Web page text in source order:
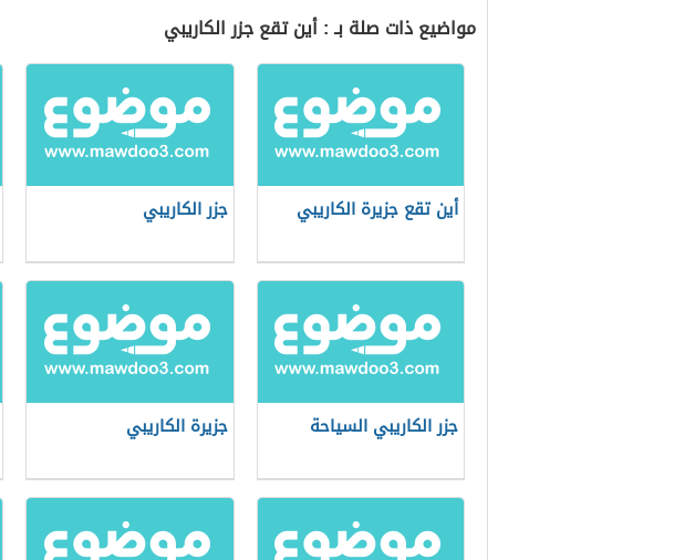
مواضيع ذات صلة بـ : أين تقع جزر الكاريبي
أين تقع جزيرة الكاريبي جزر الكاريبي
جزر الكاريبي السياحة جزيرة الكاريبي